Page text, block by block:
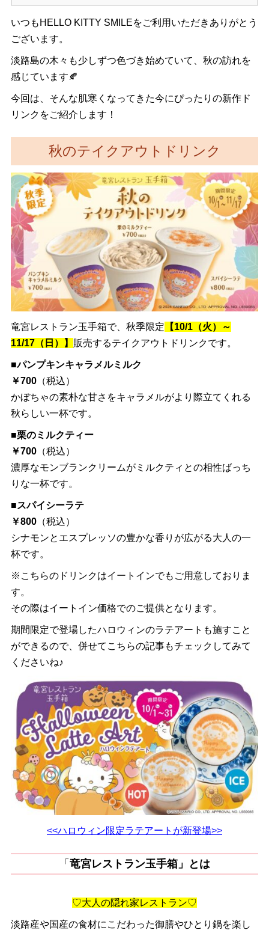
いつもHELLO KITTY SMILEをご利用いただきありがとう
ございます。
淡路島の木々も少しずつ色づき始めていて、秋の訪れを
感じています🍂
今回は、そんな肌寒くなってきた今にぴったりの新作ド
リンクをご紹介します！
秋のテイクアウトドリンク
竜宮レストラン玉手箱で、秋季限定 【10/1（火）～
11/17（日）】 販売するテイクアウトドリンクです。
■パンプキンキャラメルミルク
￥700（税込）
かぼちゃの素朴な甘さをキャラメルがより際立てくれる
秋らしい一杯です。
■栗のミルクティー
￥700（税込）
濃厚なモンブランクリームがミルクティとの相性ばっち
りな一杯です。
■スパイシーラテ
￥800（税込）
シナモンとエスプレッソの豊かな香りが広がる大人の一
杯です。
※こちらのドリンクはイートインでもご用意しておりま
す。
その際はイートイン価格でのご提供となります。
期間限定で登場したハロウィンのラテアートも施すこと
ができるので、併せてこちらの記事もチェックしてみて
くださいね♪
<<ハロウィン限定ラテアートが新登場>>
「 竜宮レストラン玉手箱」とは
♡大人の隠れ家レストラン♡
淡路産や国産の食材にこだわった御膳やひとり鍋を楽し